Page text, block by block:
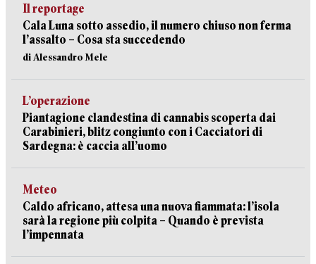
Il reportage
Cala Luna sotto assedio, il numero chiuso non ferma
l’assalto – Cosa sta succedendo
di Alessandro Mele
L’operazione
Piantagione clandestina di cannabis scoperta dai
Carabinieri, blitz congiunto con i Cacciatori di
Sardegna: è caccia all’uomo
Meteo
Caldo africano, attesa una nuova fiammata: l’isola
sarà la regione più colpita – Quando è prevista
l’impennata